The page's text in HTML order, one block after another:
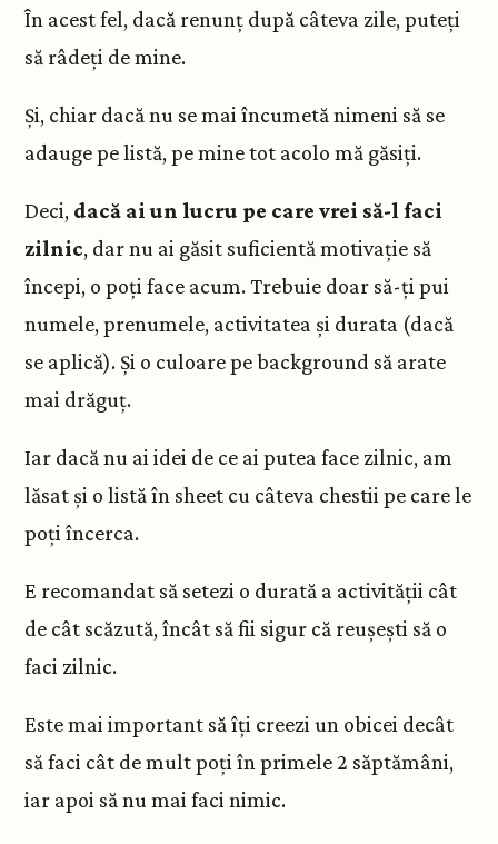
În acest fel, dacă renunț după câteva zile, puteți
să râdeți de mine.
Și, chiar dacă nu se mai încumetă nimeni să se
adauge pe listă, pe mine tot acolo mă găsiți.
Deci, dacă ai un lucru pe care vrei să-l faci
zilnic, dar nu ai găsit suficientă motivație să
începi, o poți face acum. Trebuie doar să-ți pui
numele, prenumele, activitatea și durata (dacă
se aplică). Și o culoare pe background să arate
mai drăguț.
Iar dacă nu ai idei de ce ai putea face zilnic, am
lăsat și o listă în sheet cu câteva chestii pe care le
poți încerca.
E recomandat să setezi o durată a activității cât
de cât scăzută, încât să fii sigur că reușești să o
faci zilnic.
Este mai important să îți creezi un obicei decât
să faci cât de mult poți în primele 2 săptămâni,
iar apoi să nu mai faci nimic.